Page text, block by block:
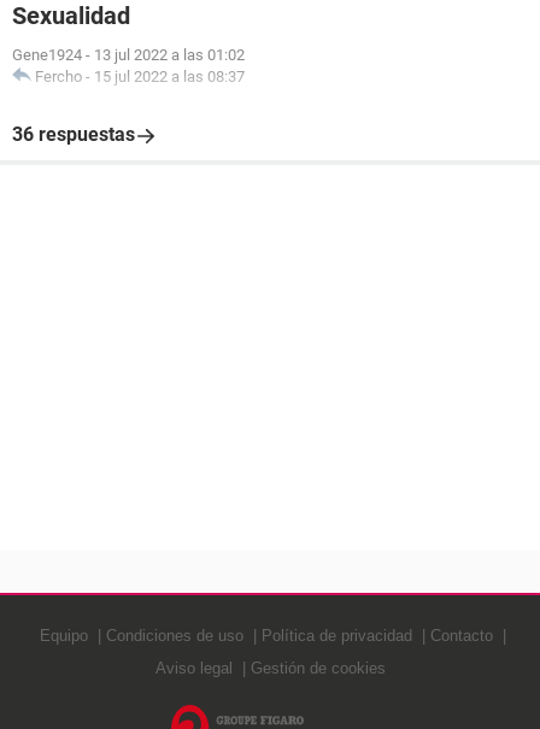
Sexualidad
Gene1924 - 13 jul 2022 a las 01:02
Fercho - 15 jul 2022 a las 08:37
36 respuestas
Equipo Condiciones de uso Política de privacidad
Contacto
Aviso legal
Gestión de cookies